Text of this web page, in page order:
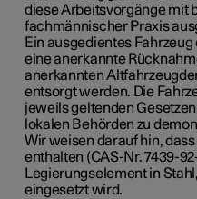
diese Arbeitsvorgänge mit
fachmännischer Praxis
Ein ausgedientes
eine anerkannte
anerkannten
entsorgt werden. Die
jeweils geltenden
lokalen Behörden zu
Wir weisen darauf hin,
enthalten (CAS-Nr. 7439-
Legierungselement in
eingesetzt wird.